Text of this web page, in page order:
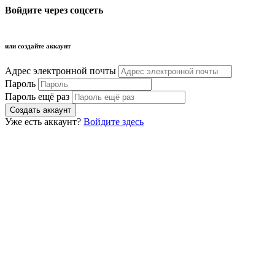
Войдите через соцсеть
или создайте аккаунт
Адрес электронной почты
Пароль
Пароль ещё раз
Уже есть аккаунт? Войдите здесь